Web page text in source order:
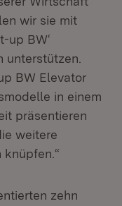
wir sie mit
up BW‘
unterstützen.
BW Elevator
in einem
präsentieren
weitere
knüpfen.“
zehn